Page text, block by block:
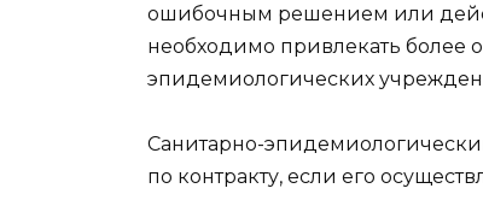
ошибочным решением или
необходимо привлекать более
эпидемиологических
Санитарно-
по контракту, если его